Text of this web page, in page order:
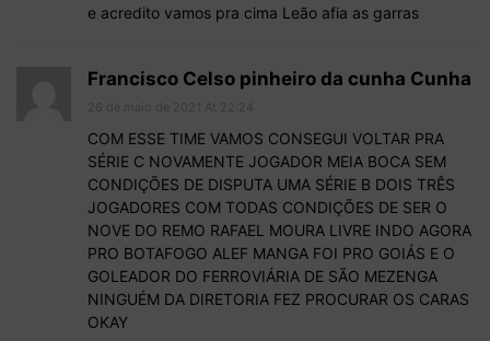
e acredito vamos pra cima Leão afia as garras
Francisco Celso pinheiro da cunha Cunha
COM ESSE TIME VAMOS CONSEGUI VOLTAR PRA
SÉRIE C NOVAMENTE JOGADOR MEIA BOCA SEM
CONDIÇÕES DE DISPUTA UMA SÉRIE B DOIS TRÊS
JOGADORES COM TODAS CONDIÇÕES DE SER O
NOVE DO REMO RAFAEL MOURA LIVRE INDO AGORA
PRO BOTAFOGO ALEF MANGA FOI PRO GOIÁS E O
GOLEADOR DO FERROVIÁRIA DE SÃO MEZENGA
NINGUÉM DA DIRETORIA FEZ PROCURAR OS CARAS
OKAY